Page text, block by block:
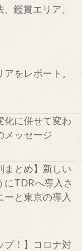
鑑賞エリア、
をレポート。
化に併せて変わ
メッセージ
まとめ】新しい
にTDRへ導入さ
と東京の導入
プ！】コロナ対